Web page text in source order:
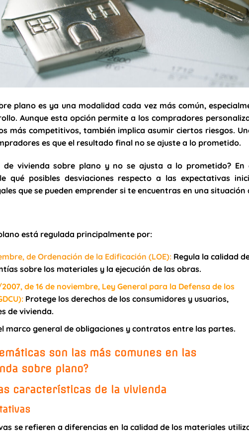
plano es ya una modalidad cada vez más común,
Aunque esta opción permite a los compradores
más competitivos, también implica asumir ciertos riesgos.
es que el resultado final no se ajuste a lo prometido.
de vivienda sobre plano y no se ajusta a lo prometido? En
qué posibles desviaciones respecto a las expectativas
que se pueden emprender si te encuentras en una situación
está regulada principalmente por:
de Ordenación de la Edificación (LOE):Regula la calidad
sobre los materiales y la ejecución de las obras.
de 16 de noviembre, Ley General para la Defensa de los
:Protege los derechos de los consumidores y usuarios,
de vivienda.
marco general de obligaciones y contratos entre las partes.
son las más comunes en las
sobre plano?
características de la vivienda
se refieren a diferencias en la calidad de los materiales